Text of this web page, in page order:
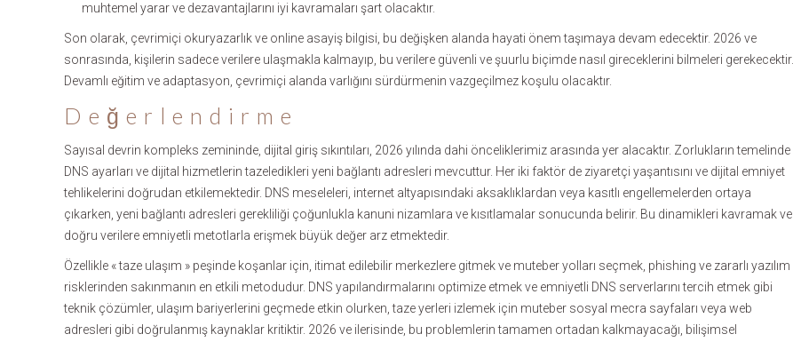
muhtemel yarar ve dezavantajlarını iyi kavramaları şart olacaktır.
Son olarak, çevrimiçi okuryazarlık ve online asayiş bilgisi, bu değişken alanda hayati önem taşımaya devam edecektir. 2026 ve
sonrasında, kişilerin sadece verilere ulaşmakla kalmayıp, bu verilere güvenli ve şuurlu biçimde nasıl gireceklerini bilmeleri gerekecektir.
Devamlı eğitim ve adaptasyon, çevrimiçi alanda varlığını sürdürmenin vazgeçilmez koşulu olacaktır.
Değerlendirme
Sayısal devrin kompleks zemininde, dijital giriş sıkıntıları, 2026 yılında dahi önceliklerimiz arasında yer alacaktır. Zorlukların temelinde
DNS ayarları ve dijital hizmetlerin tazeledikleri yeni bağlantı adresleri mevcuttur. Her iki faktör de ziyaretçi yaşantısını ve dijital emniyet
tehlikelerini doğrudan etkilemektedir. DNS meseleleri, internet altyapısındaki aksaklıklardan veya kasıtlı engellemelerden ortaya
çıkarken, yeni bağlantı adresleri gerekliliği çoğunlukla kanuni nizamlara ve kısıtlamalar sonucunda belirir. Bu dinamikleri kavramak ve
doğru verilere emniyetli metotlarla erişmek büyük değer arz etmektedir.
Özellikle « taze ulaşım » peşinde koşanlar için, itimat edilebilir merkezlere gitmek ve muteber yolları seçmek, phishing ve zararlı yazılım
risklerinden sakınmanın en etkili metodudur. DNS yapılandırmalarını optimize etmek ve emniyetli DNS serverlarını tercih etmek gibi
teknik çözümler, ulaşım bariyerlerini geçmede etkin olurken, taze yerleri izlemek için muteber sosyal mecra sayfaları veya web
adresleri gibi doğrulanmış kaynaklar kritiktir. 2026 ve ilerisinde, bu problemlerin tamamen ortadan kalkmayacağı, bilişimsel